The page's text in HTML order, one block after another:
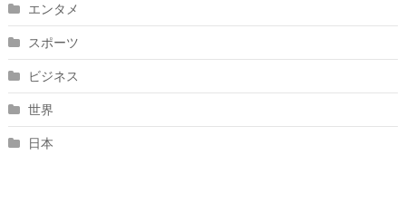
エンタメ
スポーツ
ビジネス
世界
日本